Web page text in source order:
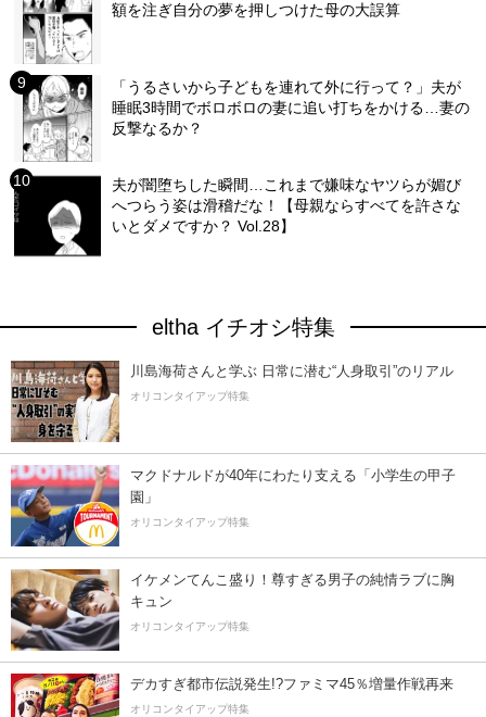
額を注ぎ自分の夢を押しつけた母の大誤算
「うるさいから子どもを連れて外に行って？」夫が
睡眠3時間でボロボロの妻に追い打ちをかける…妻の
反撃なるか？
夫が闇堕ちした瞬間…これまで嫌味なヤツらが媚び
へつらう姿は滑稽だな！【母親ならすべてを許さな
いとダメですか？ Vol.28】
eltha イチオシ特集
川島海荷さんと学ぶ 日常に潜む“人身取引”のリアル
オリコンタイアップ特集
マクドナルドが40年にわたり支える「小学生の甲子
園」
オリコンタイアップ特集
イケメンてんこ盛り！尊すぎる男子の純情ラブに胸
キュン
オリコンタイアップ特集
デカすぎ都市伝説発生!?ファミマ45％増量作戦再来
オリコンタイアップ特集